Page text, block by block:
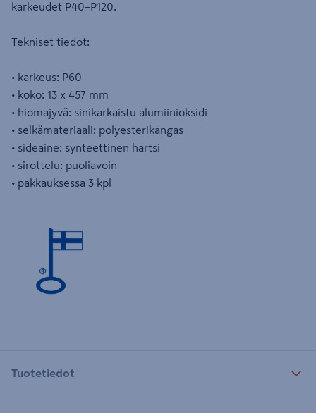
karkeudet P40–P120.
Tekniset tiedot:
• karkeus: P60
• koko: 13 x 457 mm
• hiomajyvä: sinikarkaistu alumiinioksidi
• selkämateriaali: polyesterikangas
• sideaine: synteettinen hartsi
• sirottelu: puoliavoin
• pakkauksessa 3 kpl
Tuotetiedot